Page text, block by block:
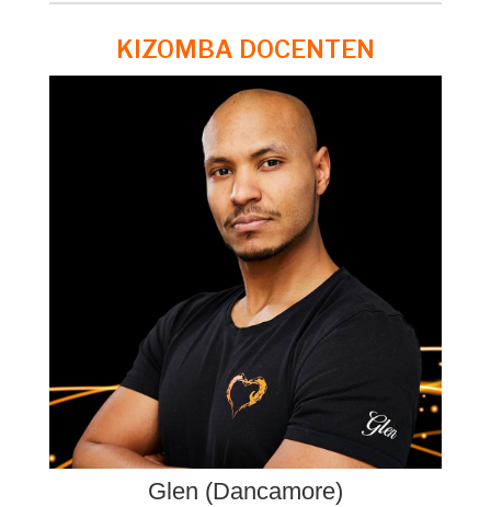
KIZOMBA DOCENTEN
Glen (Dancamore)